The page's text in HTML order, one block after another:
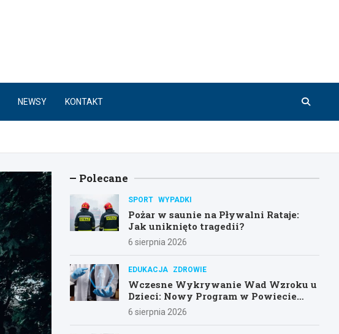
NEWSY KONTAKT
Polecane
SPORT WYPADKI
Pożar w saunie na Pływalni Rataje:
Jak uniknięto tragedii?
6 sierpnia 2026
EDUKACJA ZDROWIE
Wczesne Wykrywanie Wad Wzroku u
Dzieci: Nowy Program w Powiecie
Poznańskim
6 sierpnia 2026